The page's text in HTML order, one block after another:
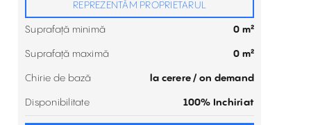
REPREZENTĂM PROPRIETARUL
Suprafață minimă 0 m²
Suprafață maximă 0 m²
Chirie de bază la cerere / on demand
Disponibilitate 100% Inchiriat